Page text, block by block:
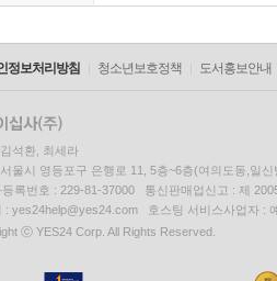
정보처리방침 청소년보호정책 도서홍보안내
석환, 최세라
울시 영등포구 은행로 11, 5층~6층(여의도동,일신
등록번호 : 229-81-37000 통신판매업신고 : 제
: yes24help@yes24.com 호스팅 서비스사업자 :
ⓒ YES24 Corp. All Rights Reserved.